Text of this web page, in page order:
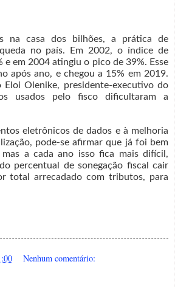
na casa dos bilhões, a prática de
no país. Em 2002, o índice de
e em 2004 atingiu o pico de 39%. Esse
após ano, e chegou a 15% em 2019.
Eloi Olenike, presidente-executivo do
usados pelo fisco dificultaram a
eletrônicos de dados e à melhoria
pode-se afirmar que já foi bem
a cada ano isso fica mais difícil,
percentual de sonegação fiscal cair
total arrecadado com tributos, para
Nenhum comentário: